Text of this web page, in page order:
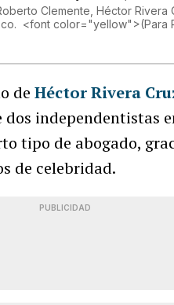
Clemente, Héctor
<font color="yellow">(Para
deHéctor Rivera
independentistas
tipo de abogado,
de celebridad.
PUBLICIDAD